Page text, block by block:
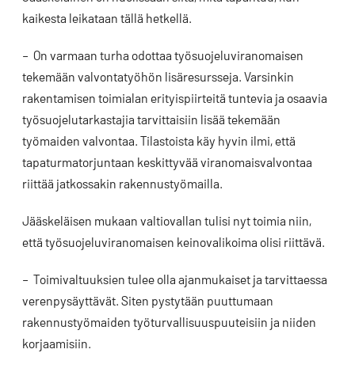
kaikesta leikataan tällä hetkellä.
– On varmaan turha odottaa työsuojeluviranomaisen
tekemään valvontatyöhön lisäresursseja. Varsinkin
rakentamisen toimialan erityispiirteitä tuntevia ja osaavia
työsuojelutarkastajia tarvittaisiin lisää tekemään
työmaiden valvontaa. Tilastoista käy hyvin ilmi, että
tapaturmatorjuntaan keskittyvää viranomaisvalvontaa
riittää jatkossakin rakennustyömailla.
Jääskeläisen mukaan valtiovallan tulisi nyt toimia niin,
että työsuojeluviranomaisen keinovalikoima olisi riittävä.
– Toimivaltuuksien tulee olla ajanmukaiset ja tarvittaessa
verenpysäyttävät. Siten pystytään puuttumaan
rakennustyömaiden työturvallisuuspuuteisiin ja niiden
korjaamisiin.